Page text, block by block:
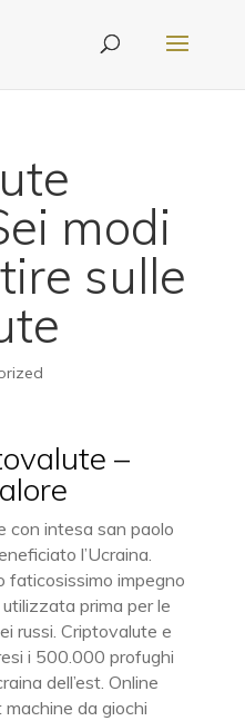
modi
sulle
–
con intesa san paolo
l’Ucraina.
faticosissimo impegno
prima per le
russi. Criptovalute e
i 500.000 profughi
dell’est. Online
da giochi